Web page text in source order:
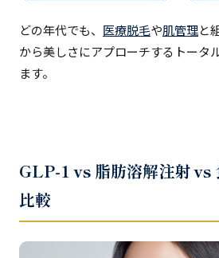
どの年代でも、 医療脱毛や肌管理と
から美しさにアプローチするトータ
ます。
GLP-1 vs 脂肪溶解注射 vs
比較